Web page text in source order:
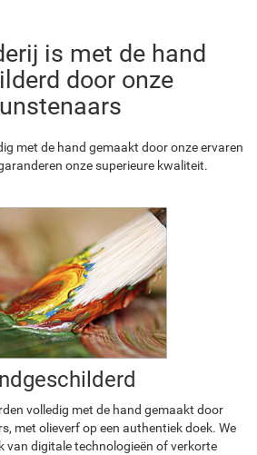
is met de hand
door onze
met de hand gemaakt door onze ervaren
onze superieure kwaliteit.
volledig met de hand gemaakt door
met olieverf op een authentiek doek. We
van digitale technologieën of verkorte